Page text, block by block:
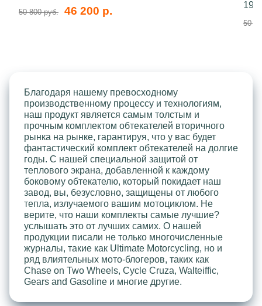
50 800 руб. 46 200 р.
50
Благодаря нашему превосходному
производственному процессу и технологиям,
наш продукт является самым толстым и
прочным комплектом обтекателей вторичного
рынка на рынке, гарантируя, что у вас будет
фантастический комплект обтекателей на долгие
годы. С нашей специальной защитой от
теплового экрана, добавленной к каждому
боковому обтекателю, который покидает наш
завод, вы, безусловно, защищены от любого
тепла, излучаемого вашим мотоциклом. Не
верите, что наши комплекты самые лучшие?
услышать это от лучших самих. О нашей
продукции писали не только многочисленные
журналы, такие как Ultimate Motorcycling, но и
ряд влиятельных мото-блогеров, таких как
Chase on Two Wheels, Cycle Cruza, Walteiffic,
Gears and Gasoline и многие другие.